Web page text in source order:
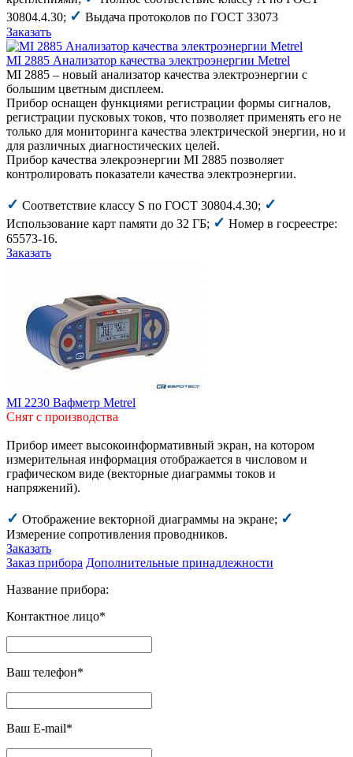
30804.4.30; ✓ Выдача протоколов по ГОСТ 33073
Заказать
MI 2885 Анализатор качества электроэнергии Metrel
MI 2885 – новый анализатор качества электроэнергии c
большим цветным дисплеем.
Прибор оснащен функциями регистрации формы сигналов,
регистрации пусковых токов, что позволяет применять его не
только для мониторинга качества электрической энергии, но и
для различных диагностических целей.
Прибор качества элекроэнергии MI 2885 позволяет
контролировать показатели качества электроэнергии.
✓ Соответствие классу S по ГОСТ 30804.4.30; ✓
Использование карт памяти до 32 ГБ; ✓ Номер в госреестре:
65573-16.
Заказать
MI 2230 Вафметр Metrel
Снят с производства
Прибор имеет высокоинформативный экран, на котором
измерительная информация отображается в числовом и
графическом виде (векторные диаграммы токов и
напряжений).
✓ Отображение векторной диаграммы на экране; ✓
Измерение сопротивления проводников.
Заказать
Заказ прибора Дополнительные принадлежности
Название прибора:
Контактное лицо*
Ваш телефон*
Ваш E-mail*